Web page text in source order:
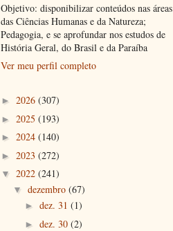
Objetivo: disponibilizar conteúdos nas áreas
das Ciências Humanas e da Natureza;
Pedagogia, e se aprofundar nos estudos de
História Geral, do Brasil e da Paraíba
Ver meu perfil completo
► 2026 (307)
► 2025 (193)
► 2024 (140)
► 2023 (272)
▼ 2022 (241)
▼ dezembro (67)
► dez. 31 (1)
► dez. 30 (2)